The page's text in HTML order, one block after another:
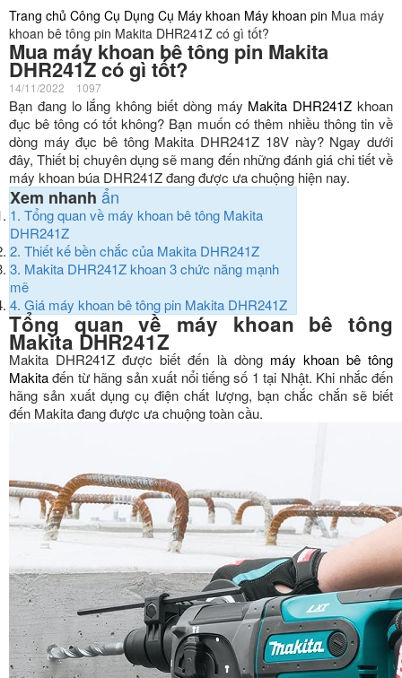
Trang chủ Công Cụ Dụng Cụ Máy khoan Máy khoan pin Mua máy
khoan bê tông pin Makita DHR241Z có gì tốt?
Mua máy khoan bê tông pin Makita
DHR241Z có gì tốt?
14/11/2022 1097
Bạn đang lo lắng không biết dòng máy Makita DHR241Z khoan
đục bê tông có tốt không? Bạn muốn có thêm nhiều thông tin về
dòng máy đục bê tông Makita DHR241Z 18V này? Ngay dưới
đây, Thiết bị chuyên dụng sẽ mang đến những đánh giá chi tiết về
máy khoan búa DHR241Z đang được ưa chuộng hiện nay.
Xem nhanh ẩn
1. Tổng quan về máy khoan bê tông Makita
DHR241Z
2. Thiết kế bền chắc của Makita DHR241Z
3. Makita DHR241Z khoan 3 chức năng mạnh
mẽ
4. Giá máy khoan bê tông pin Makita DHR241Z
Tổng quan về máy khoan bê tông
Makita DHR241Z
Makita DHR241Z được biết đến là dòng máy khoan bê tông
Makitađến từ hãng sản xuất nổi tiếng số 1 tại Nhật. Khi nhắc đến
hãng sản xuất dụng cụ điện chất lượng, bạn chắc chắn sẽ biết
đến Makita đang được ưa chuộng toàn cầu.